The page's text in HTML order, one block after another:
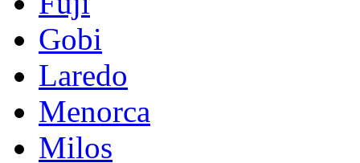
Gobi
Laredo
Menorca
Milos